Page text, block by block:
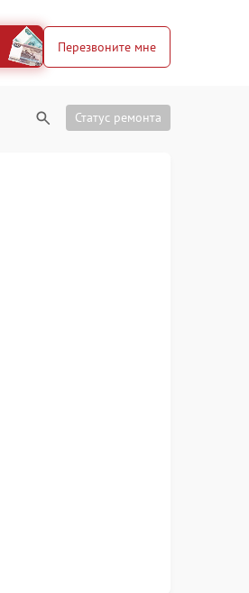
Перезвоните мне
Статус ремонта